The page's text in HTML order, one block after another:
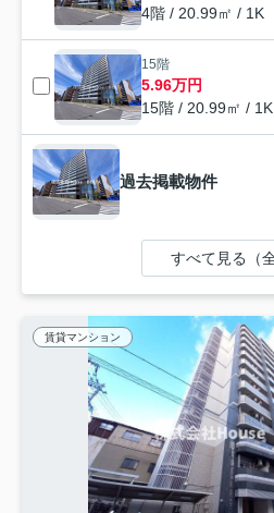
4階 / 20.99㎡ / 1K
15階
5.96万円
15階 / 20.99㎡ / 1K
過去掲載物件
すべて見る（
賃貸マンション